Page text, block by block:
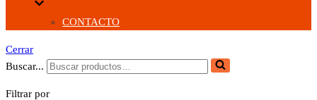
CONTACTO
Cerrar
Buscar...
Filtrar por